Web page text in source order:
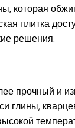
которая
плитка
решения.
прочный и
глины,